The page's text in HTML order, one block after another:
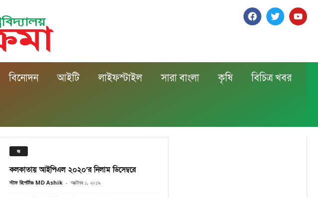
বিনোদন আইটি লাইফস্টাইল সারা বাংলা কৃষি বিচিত্র খবর
জ
কলকাতায় আইপিএল ২০২০’র নিলাম ডিসেম্বরে
স্টাফ রিপোর্টারঃ MD Ashik - অক্টোবর ১, ২০১৯